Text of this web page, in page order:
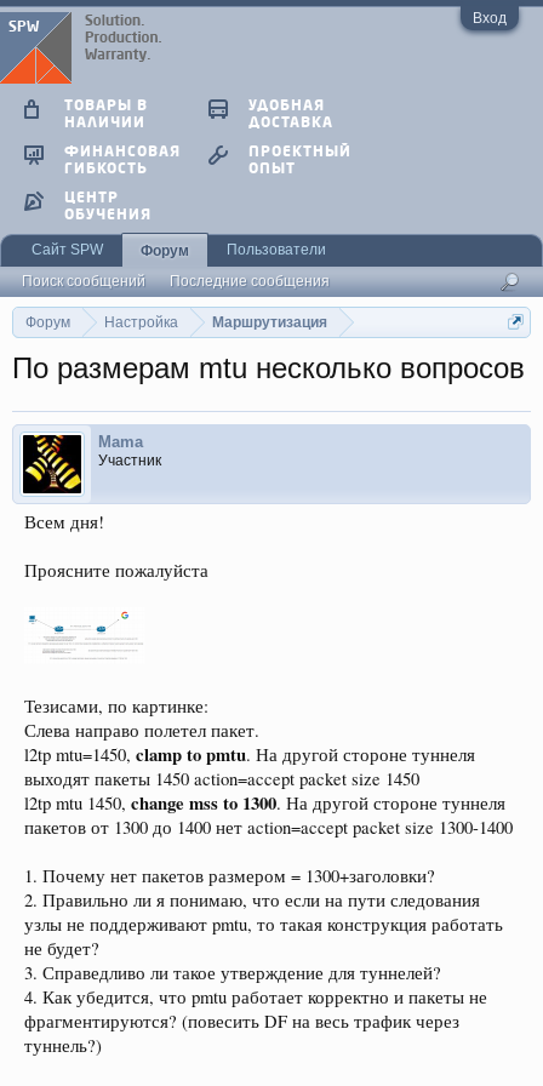
Вход
Форум Настройка Маршрутизация
По размерам mtu несколько вопросов
Mama
Участник
Всем дня!
Проясните пожалуйста
Тезисами, по картинке:
Слева направо полетел пакет.
l2tp mtu=1450, clamp to pmtu. На другой стороне туннеля
выходят пакеты 1450 action=accept packet size 1450
l2tp mtu 1450, change mss to 1300. На другой стороне туннеля
пакетов от 1300 до 1400 нет action=accept packet size 1300-1400
1. Почему нет пакетов размером = 1300+заголовки?
2. Правильно ли я понимаю, что если на пути следования
узлы не поддерживают pmtu, то такая конструкция работать
не будет?
3. Справедливо ли такое утверждение для туннелей?
4. Как убедится, что pmtu работает корректно и пакеты не
фрагментируются? (повесить DF на весь трафик через
туннель?)
ТОВАРЫ В
НАЛИЧИИ
УДОБНАЯ
ДОСТАВКА
ФИНАНСОВАЯ
ГИБКОСТЬ
ПРОЕКТНЫЙ
ОПЫТ
ЦЕНТР
ОБУЧЕНИЯ
Сайт SPW
Форум
Поиск сообщений
Последние сообщения
Пользователи